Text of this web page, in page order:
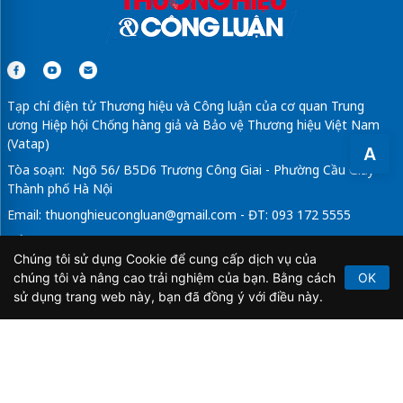
A
Tạp chí điện tử Thương hiệu và Công luận của cơ quan Trung
ương Hiệp hội Chống hàng giả và Bảo vệ Thương hiệu Việt Nam
(Vatap)
Tòa soạn: Ngõ 56/ B5D6 Trương Công Giai - Phường Cầu Giấy -
Thành phố Hà Nội
Email: thuonghieucongluan@gmail.com - ĐT: 093 172 5555
Tổng Biên Tập: Vũ Đức Thuận
Giấy phép hoạt động báo chí điện tử số 64/GP-BTTTT do Bộ
Thông tin và Truyền thông cấp ngày 21/2/2020.
Chúng tôi sử dụng Cookie để cung cấp dịch vụ của
chúng tôi và nâng cao trải nghiệm của bạn. Bằng cách
sử dụng trang web này, bạn đã đồng ý với điều này.
OK